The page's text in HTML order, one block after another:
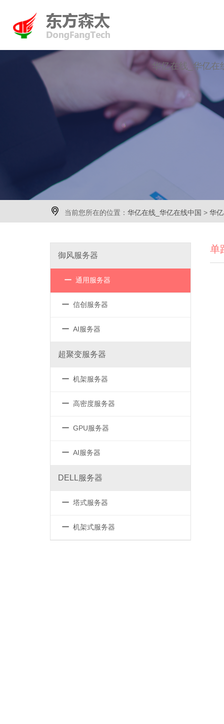
华亿在线_华亿在
 当前您所在的位置： 华亿在线_华亿在线中国 > 华
御风服务器
－ 通用服务器
－ 信创服务器
－ AI服务器
超聚变服务器
－ 机架服务器
－ 高密度服务器
－ GPU服务器
－ AI服务器
DELL服务器
－ 塔式服务器
－ 机架式服务器
单